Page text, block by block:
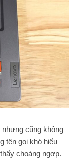
cũng không
tên gọi khó hiểu
choáng ngợp.